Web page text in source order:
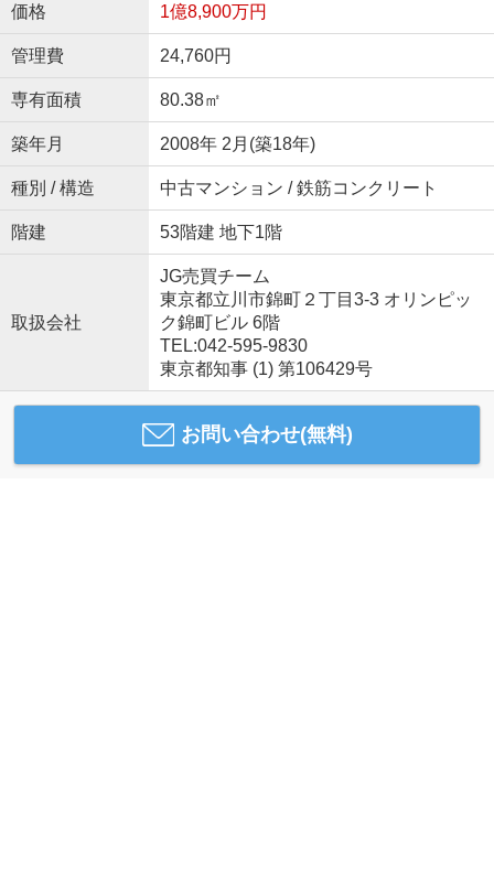
価格 1億8,900万円
管理費 24,760円
専有面積 80.38㎡
築年月 2008年 2月(築18年)
種別 / 構造 中古マンション / 鉄筋コンクリート
階建 53階建 地下1階
取扱会社
JG売買チーム
東京都立川市錦町２丁目3-3 オリンピッ
ク錦町ビル 6階
TEL:042-595-9830
東京都知事 (1) 第106429号
お問い合わせ(無料)